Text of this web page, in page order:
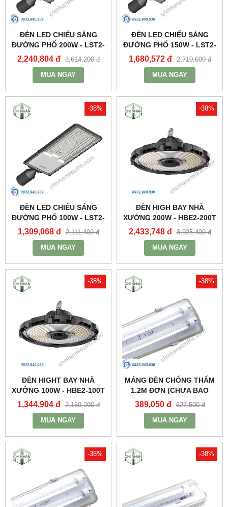
ĐÈN LED CHIẾU SÁNG
ĐƯỜNG PHỐ 200W - LST2-
200 - MPE
2,240,804 đ 3,614,200 đ
MUA NGAY
ĐÈN LED CHIẾU SÁNG
ĐƯỜNG PHỐ 150W - LST2-
150 - MPE
1,680,572 đ 2,710,600 đ
MUA NGAY
-38%
ĐÈN LED CHIẾU SÁNG
ĐƯỜNG PHỐ 100W - LST2-
100 - MPE
1,309,068 đ 2,111,400 đ
MUA NGAY
-38%
ĐÈN HIGH BAY NHÀ
XƯỞNG 200W - HBE2-200T
- MPE
2,433,748 đ 3,925,400 đ
MUA NGAY
-38%
ĐÈN HIGHT BAY NHÀ
XƯỞNG 100W - HBE2-100T
- MPE
1,344,904 đ 2,169,200 đ
MUA NGAY
-38%
MÁNG ĐÈN CHỐNG THẤM
1.2M ĐƠN (CHƯA BAO
GỒM BÓNG VÀ TĂNG PHÔ)
- MWP-236 - MPE
389,050 đ 627,500 đ
MUA NGAY
-38% -38%